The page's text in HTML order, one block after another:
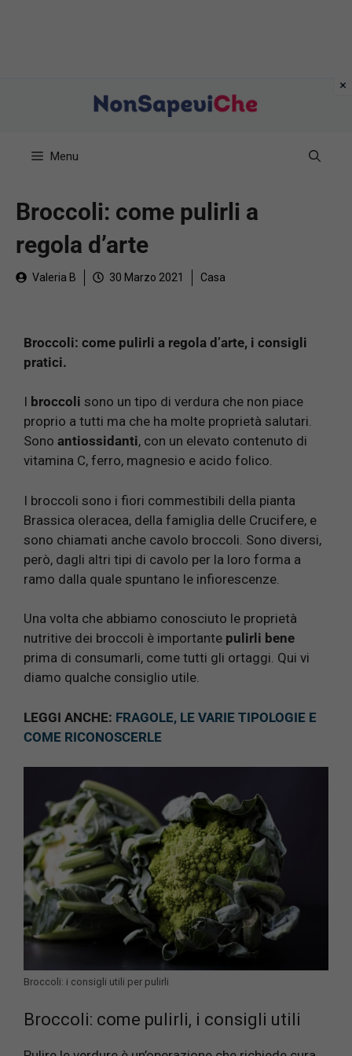
Menu
Broccoli: come pulirli a
regola d’arte
Valeria B 30 Marzo 2021 Casa
Broccoli: come pulirli a regola d’arte, i consigli
pratici.
I broccoli sono un tipo di verdura che non piace
proprio a tutti ma che ha molte proprietà salutari.
Sono antiossidanti, con un elevato contenuto di
vitamina C, ferro, magnesio e acido folico.
I broccoli sono i fiori commestibili della pianta
Brassica oleracea, della famiglia delle Crucifere, e
sono chiamati anche cavolo broccoli. Sono diversi,
però, dagli altri tipi di cavolo per la loro forma a
ramo dalla quale spuntano le infiorescenze.
Una volta che abbiamo conosciuto le proprietà
nutritive dei broccoli è importante pulirli bene
prima di consumarli, come tutti gli ortaggi. Qui vi
diamo qualche consiglio utile.
LEGGI ANCHE: FRAGOLE, LE VARIE TIPOLOGIE E
COME RICONOSCERLE
Broccoli: i consigli utili per pulirli
Broccoli: come pulirli, i consigli utili